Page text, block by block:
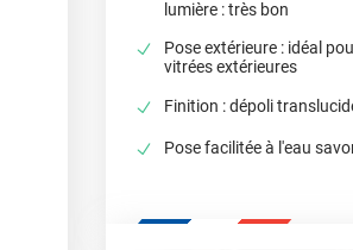
lumière : très bon
Pose extérieure : idéal
vitrées extérieures
Finition : dépoli
Pose facilitée à l'eau